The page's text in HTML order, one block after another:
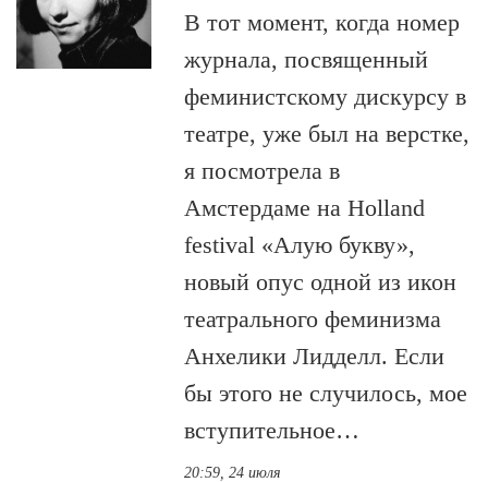
В тот момент, когда номер
журнала, посвященный
феминистскому дискурсу в
театре, уже был на верстке,
я посмотрела в
Амстердаме на Holland
festival «Алую букву»,
новый опус одной из икон
театрального феминизма
Анхелики Лидделл. Если
бы этого не случилось, мое
вступительное…
20:59, 24 июля